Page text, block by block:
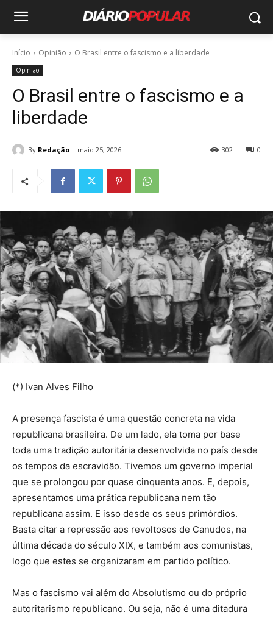
Início Opinião O Brasil entre o fascismo e a liberdade
Opinião
O Brasil entre o fascismo e a
liberdade
By Redação maio 25, 2026 0
302
(*) Ivan Alves Filho
A presença fascista é uma questão concreta na vida
republicana brasileira. De um lado, ela toma por base
toda uma tradição autoritária desenvolvida no país desde
os tempos da escravidão. Tivemos um governo imperial
que se prolongou por quase cinquenta anos. E, depois,
apresentamos uma prática republicana nem tão
republicana assim. E isso desde os seus primórdios.
Basta citar a repressão aos revoltosos de Canudos, na
última década do século XIX, e também aos comunistas,
logo que estes se organizaram em partido político.
Mas o fascismo vai além do Absolutismo ou do próprio
autoritarismo republicano. Ou seja, não é uma ditadura